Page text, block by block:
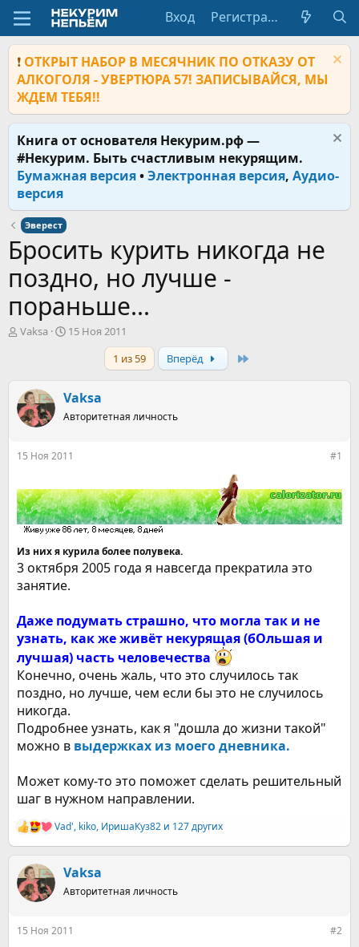
Вход Регистрация
❗ ОТКРЫТ НАБОР В МЕСЯЧНИК ПО ОТКАЗУ ОТ
АЛКОГОЛЯ - УВЕРТЮРА 57! ЗАПИСЫВАЙСЯ, МЫ
ЖДЕМ ТЕБЯ!!
Книга от основателя Некурим.рф —
#Некурим. Быть счастливым некурящим.
Бумажная версия•Электронная версия, Аудио-
версия
Эверест
Бросить курить никогда не
поздно, но лучше -
пораньше...
А
т
е
Vaksa
Д
а
ч
а
15 Ноя 2011
1 из 59
Вперёд
Vaksa
Авторитетная личность
15 Ноя 2011 #1
Из них я курила более полувека.
3 октября 2005 года я навсегда прекратила это
занятие.
Даже подумать страшно, что могла так и не
узнать, как же живёт некурящая (бОльшая и
лучшая) часть человечества
Конечно, очень жаль, что это случилось так
поздно, но лучше, чем если бы это не случилось
никогда.
Подробнее узнать, как я "дошла до жизни такой"
можно в выдержках из моего дневника.
Может кому-то это поможет сделать решительный
шаг в нужном направлении.
Р
е
к
ц
и
Vad', kiko, ИришаКуз82 и 127 других
Vaksa
Авторитетная личность
15 Ноя 2011 #2